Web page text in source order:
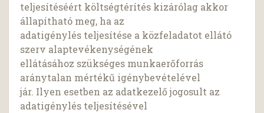
teljesítéséért költségtérítés kizárólag akkor
állapítható meg, ha az
adatigénylés teljesítése a közfeladatot ellátó
szerv alaptevékenységének
ellátásához szükséges munkaerőforrás
aránytalan mértékű igénybevételével
jár. Ilyen esetben az adatkezelő jogosult az
adatigénylés teljesítésével